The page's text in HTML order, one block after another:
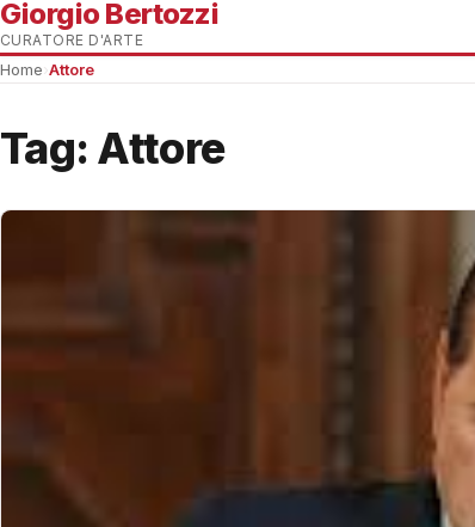
Giorgio Bertozzi
CURATORE D'ARTE
Home Attore
Tag: Attore